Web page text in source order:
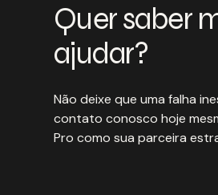
Quer saber
ajudar?
Não deixe que uma falha
contato conosco hoje
Pro como sua parceira